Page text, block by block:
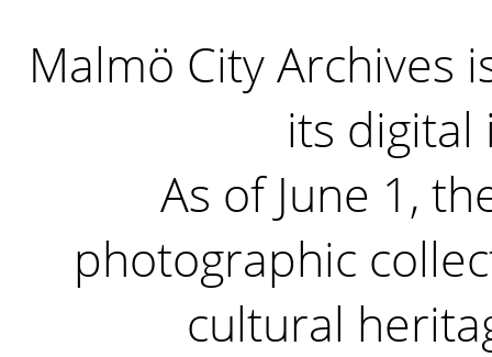
Malmö City Archives
its digital
As of June 1,
photographic
cultural